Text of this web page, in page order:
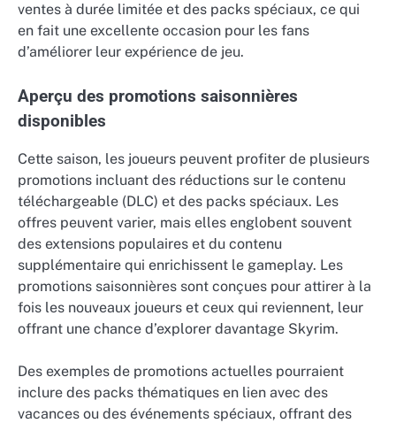
ventes à durée limitée et des packs spéciaux, ce qui
en fait une excellente occasion pour les fans
d’améliorer leur expérience de jeu.
Aperçu des promotions saisonnières
disponibles
Cette saison, les joueurs peuvent profiter de plusieurs
promotions incluant des réductions sur le contenu
téléchargeable (DLC) et des packs spéciaux. Les
offres peuvent varier, mais elles englobent souvent
des extensions populaires et du contenu
supplémentaire qui enrichissent le gameplay. Les
promotions saisonnières sont conçues pour attirer à la
fois les nouveaux joueurs et ceux qui reviennent, leur
offrant une chance d’explorer davantage Skyrim.
Des exemples de promotions actuelles pourraient
inclure des packs thématiques en lien avec des
vacances ou des événements spéciaux, offrant des